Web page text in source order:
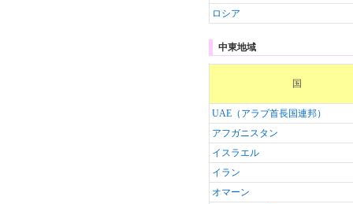
ロシア
中東地域
国
UAE（アラブ首長国連邦）
アフガニスタン
イスラエル
イラン
オマーン